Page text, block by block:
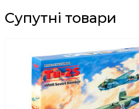
Супутні товари